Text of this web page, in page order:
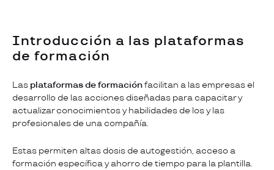
Introducción a las plataformas
de formación
Las plataformas de formaciónfacilitan a las empresas el
desarrollo de las acciones diseñadas para capacitar y
actualizar conocimientos y habilidades de los y las
profesionales de una compañía.
Estas permiten altas dosis de autogestión, acceso a
formación específica y ahorro de tiempo para la plantilla.